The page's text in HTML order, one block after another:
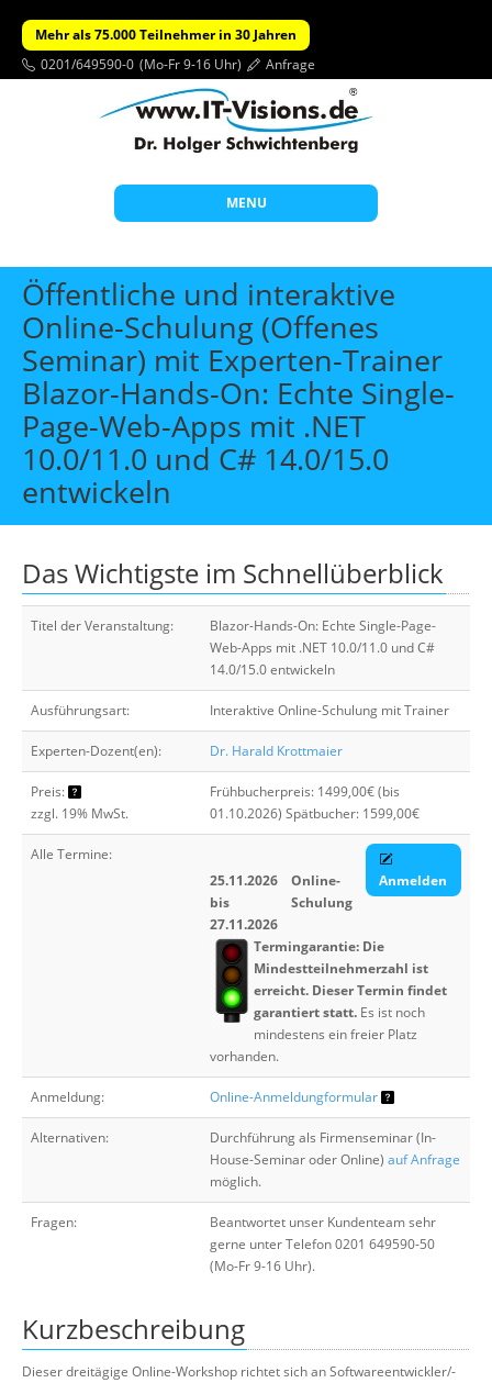
Mehr als 75.000 Teilnehmer in 30 Jahren
0201/649590-0 (Mo-Fr 9-16 Uhr) Anfrage
MENU
Start
Themen
Beratung
Individuelle Schulungen
Offene Seminare
Wissen
Über uns
Öffentliche und interaktive
Online-Schulung (Offenes
Seminar) mit Experten-Trainer
Blazor-Hands-On: Echte Single-
Page-Web-Apps mit .NET
10.0/11.0 und C# 14.0/15.0
entwickeln
Das Wichtigste im Schnellüberblick
Titel der Veranstaltung:
Blazor-Hands-On: Echte Single-Page-
Web-Apps mit .NET 10.0/11.0 und C#
14.0/15.0 entwickeln
Ausführungsart: Interaktive Online-Schulung mit Trainer
Experten-Dozent(en): Dr. Harald Krottmaier
Preis:
zzgl. 19% MwSt.
Frühbucherpreis: 1499,00€ (bis
01.10.2026) Spätbucher: 1599,00€
Alle Termine:
25.11.2026
bis
27.11.2026
Online-
Schulung
Anmelden
Termingarantie: Die
Mindestteilnehmerzahl ist
erreicht. Dieser Termin findet
garantiert statt. Es ist noch
mindestens ein freier Platz
vorhanden.
Anmeldung: Online-Anmeldungformular
Alternativen:
Durchführung als Firmenseminar (In-
House-Seminar oder Online) auf Anfrage
möglich.
Fragen:
Beantwortet unser Kundenteam sehr
gerne unter Telefon 0201 649590-50
(Mo-Fr 9-16 Uhr).
Kurzbeschreibung
Dieser dreitägige Online-Workshop richtet sich an Softwareentwickler/-